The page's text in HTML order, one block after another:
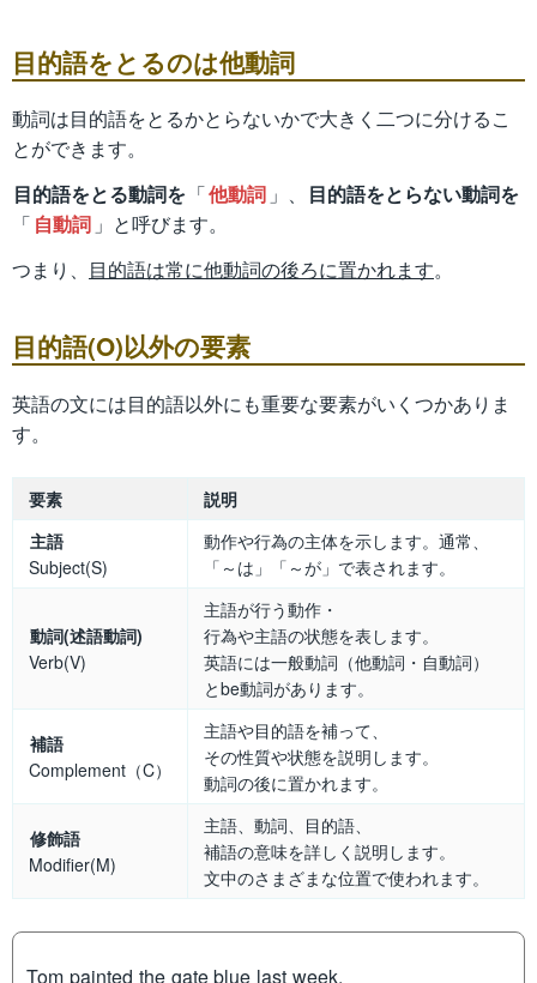
目的語をとるのは他動詞
動詞は目的語をとるかとらないかで大きく二つに分けるこ
とができます。
目的語をとる動詞を 「他動詞 」、
目的語をとらない動詞を
「 自動詞 」と呼びます。
つまり、 目的語は常に他動詞の後ろに置かれます。
目的語(O)以外の要素
英語の文には目的語以外にも重要な要素がいくつかありま
す。
要素
説明
主語
Subject(S)
動作や行為の主体を示します。通常、
「～は」「～が」で表されます。
動詞(述語動詞)
Verb(V)
主語が行う動作・
行為や主語の状態を表します。
英語には一般動詞（他動詞・自動詞）
とbe動詞があります。
補語
Complement（C）
主語や目的語を補って、
その性質や状態を説明します。
動詞の後に置かれます。
修飾語
Modifier(M)
主語、動詞、目的語、
補語の意味を詳しく説明します。
文中のさまざまな位置で使われます。
Tom painted the gate blue last week.